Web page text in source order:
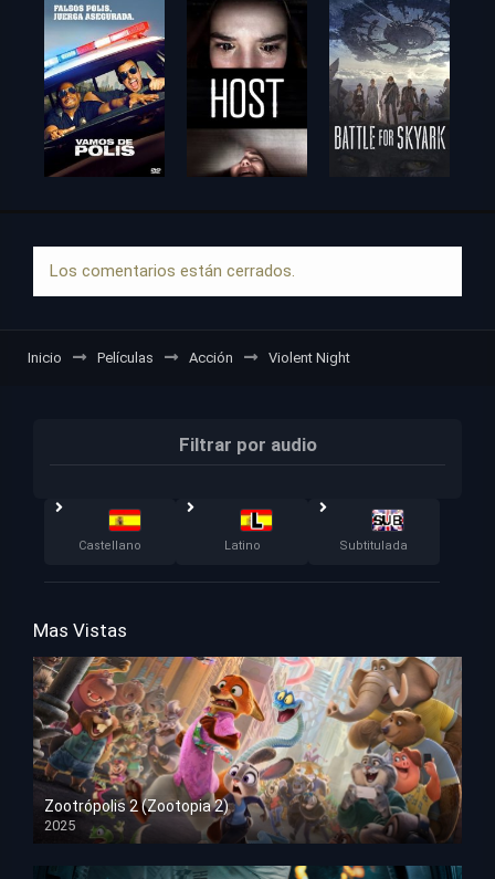
Los comentarios están cerrados.
Inicio Películas Acción Violent Night
Filtrar por audio
Castellano Latino Subtitulada
Mas Vistas
Zootrópolis 2 (Zootopia 2)
2025
HD 1080p